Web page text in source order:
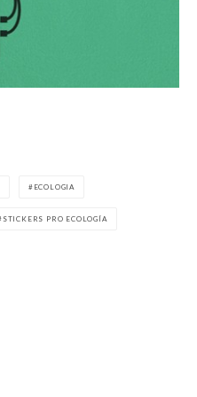
ECOLOGIA
STICKERS PRO ECOLOGÍA